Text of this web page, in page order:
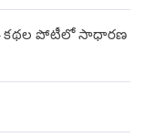
కథల పోటీలో సాధారణ